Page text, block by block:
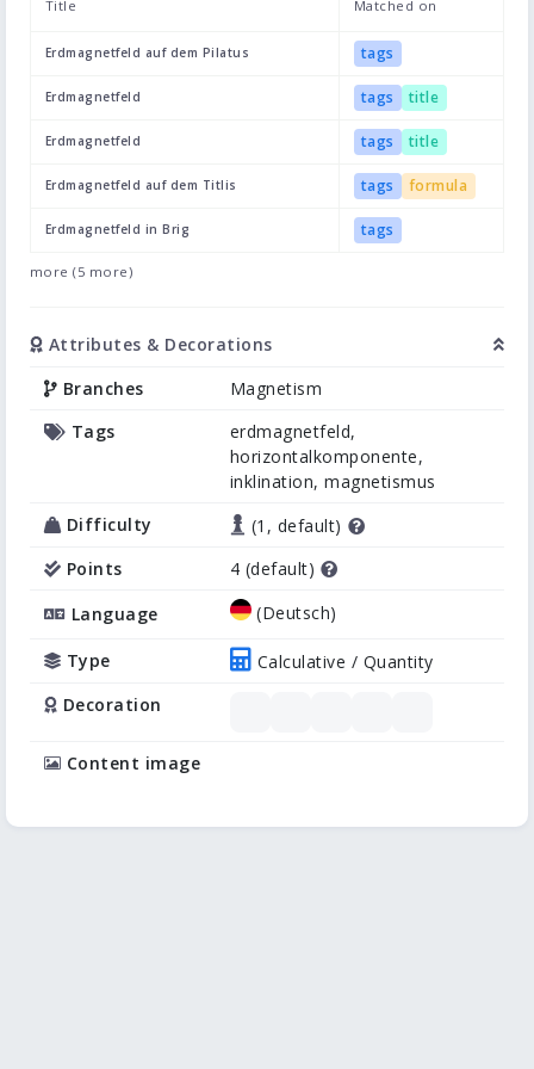
Title Matched on
Erdmagnetfeld auf dem Pilatus tags
Erdmagnetfeld tags title
Erdmagnetfeld tags title
Erdmagnetfeld auf dem Titlis tags formula
Erdmagnetfeld in Brig tags
more (5 more)
Attributes & Decorations
Branches
Magnetism
Tags
erdmagnetfeld,
horizontalkomponente,
inklination, magnetismus
Difficulty
(1, default)
Points
4 (default)
Language
(Deutsch)
Type
Calculative / Quantity
Decoration
Content image